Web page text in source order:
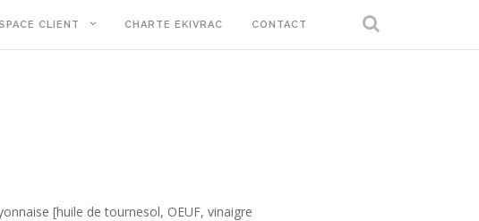
CLIENT CHARTE EKIVRAC CONTACT
[huile de tournesol, OEUF, vinaigre